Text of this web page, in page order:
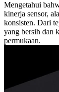
Mengetahui
kinerja sensor,
konsisten. Dari
yang bersih dan
permukaan.